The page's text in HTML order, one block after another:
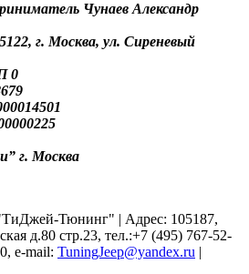
Чунаев Александр
г. Москва, ул. Сиреневый
0
г. Москва
Тюнинг" | Адрес: 105187,
д.80 стр.23, тел.:+7 (495) 767-52-
e-mail: TuningJeep@yandex.ru |